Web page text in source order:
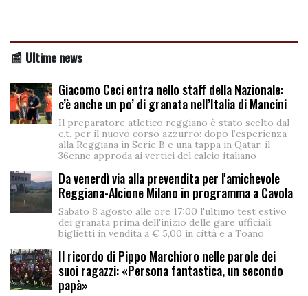
📰 Ultime news
Giacomo Ceci entra nello staff della Nazionale:
c’è anche un po’ di granata nell’Italia di Mancini
Il preparatore atletico reggiano è stato scelto dal
c.t. per il nuovo corso azzurro: dopo l’esperienza
alla Reggiana in Serie B e una tappa in Qatar, il
36enne approda ai vertici del calcio italiano
Da venerdì via alla prevendita per l'amichevole
Reggiana-Alcione Milano in programma a Cavola
Sabato 8 agosto alle ore 17:00 l'ultimo test estivo
dei granata prima dell'inizio delle gare ufficiali:
biglietti in vendita a € 5,00 in città e a Toano
Il ricordo di Pippo Marchioro nelle parole dei
suoi ragazzi: «Persona fantastica, un secondo
papà»